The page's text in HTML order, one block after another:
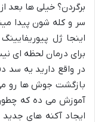
برگردن؟ خیلی ها بعد
سر و کله شون پیدا
اینجا ژل
برای درمان لحظه ای
در واقع دارید یه سد
بازگشت جوش ها رو
آموزش می ده که چطور
ایجاد آکنه های